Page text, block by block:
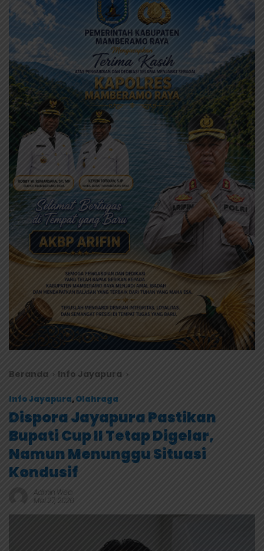
Beranda Info Jayapura
Info Jayapura,Olahraga
Dispora Jayapura Pastikan
Bupati Cup II Tetap Digelar,
Namun Menunggu Situasi
Kondusif
Admin Web
Mei 27, 2026